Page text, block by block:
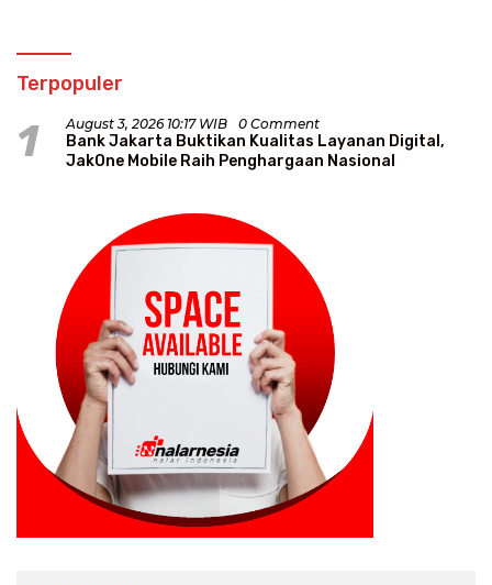
Terpopuler
1 August 3, 2026 10:17 WIB 0 Comment
Bank Jakarta Buktikan Kualitas Layanan Digital,
JakOne Mobile Raih Penghargaan Nasional